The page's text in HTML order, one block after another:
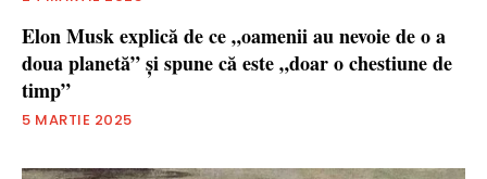
Elon Musk explică de ce „oamenii au nevoie de o a
doua planetă” și spune că este „doar o chestiune de
timp”
5 MARTIE 2025